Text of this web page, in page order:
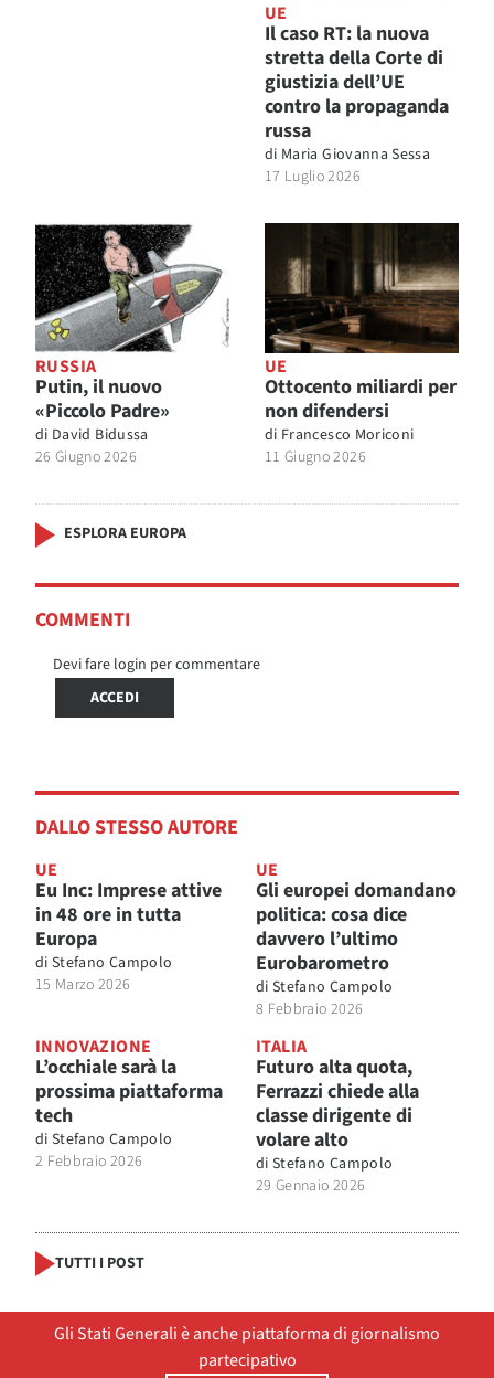
UE
Il caso RT: la nuova
stretta della Corte di
giustizia dell’UE
contro la propaganda
russa
di Maria Giovanna Sessa
17 Luglio 2026
RUSSIA
Putin, il nuovo
«Piccolo Padre»
di David Bidussa
26 Giugno 2026
UE
Ottocento miliardi per
non difendersi
di Francesco Moriconi
11 Giugno 2026
ESPLORA EUROPA
COMMENTI
Devi fare login per commentare
ACCEDI
DALLO STESSO AUTORE
UE
Eu Inc: Imprese attive
in 48 ore in tutta
Europa
di Stefano Campolo
15 Marzo 2026
UE
Gli europei domandano
politica: cosa dice
davvero l’ultimo
Eurobarometro
di Stefano Campolo
8 Febbraio 2026
INNOVAZIONE
L’occhiale sarà la
prossima piattaforma
tech
di Stefano Campolo
2 Febbraio 2026
ITALIA
Futuro alta quota,
Ferrazzi chiede alla
classe dirigente di
volare alto
di Stefano Campolo
29 Gennaio 2026
TUTTI I POST
Gli Stati Generali è anche piattaforma di giornalismo
partecipativo